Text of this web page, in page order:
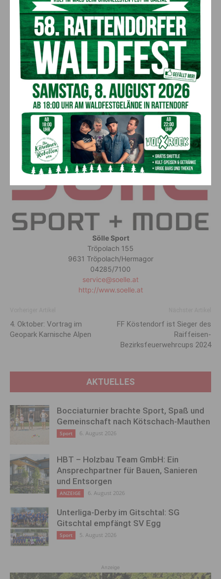
Anpassung jedes Fahrrades.
Ziel des Bikefitting-Prozesses ist die individuell effiziente
Einstellung des Bikes. Ein Freizeitradfahrer profitiert genauso
wie ein Hobby-Rennfahrer. Umfasst werden im Wesentlichen
die Ermittlung der richtigen Fahrradgröße und des passenden
Sattelmodels, die präzise Einstellung der Schuhplatten, der
Sattelhöhe und der Sitzposition sowie die Überprüfung der
Fahrposition, um Verbesserungspotenziale aufzuzeigen.
Sölle Sport
Tröpolach 155
9631 Tröpolach/Hermagor
04285/7100
service@soelle.at
http://www.soelle.at
4. Oktober: Vortrag im
Geopark Karnische Alpen
FF Köstendorf ist Sieger des
Raiffeisen-
Bezirksfeuerwehrcups 2024
AKTUELLES
Bocciaturnier brachte Sport, Spaß und
Gemeinschaft nach Kötschach-Mauthen
Sport 6. August 2026
HBT – Holzbau Team GmbH: Ein
Ansprechpartner für Bauen, Sanieren
und Entsorgen
ANZEIGE 6. August 2026
Unterliga-Derby im Gitschtal: SG
Gitschtal empfängt SV Egg
Sport 5. August 2026
Anzeige